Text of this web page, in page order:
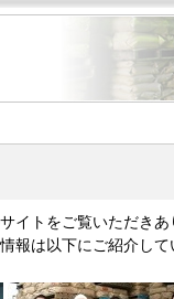
イトをご覧いただき
報は以下にご紹介して